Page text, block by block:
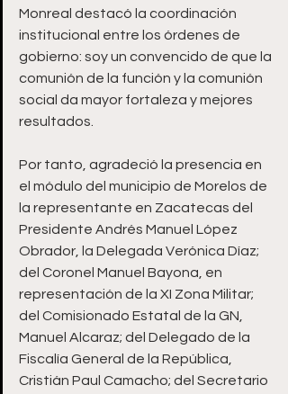
Monreal destacó la coordinación
institucional entre los órdenes de
gobierno: soy un convencido de que la
comunión de la función y la comunión
social da mayor fortaleza y mejores
resultados.
Por tanto, agradeció la presencia en
el módulo del municipio de Morelos de
la representante en Zacatecas del
Presidente Andrés Manuel López
Obrador, la Delegada Verónica Díaz;
del Coronel Manuel Bayona, en
representación de la XI Zona Militar;
del Comisionado Estatal de la GN,
Manuel Alcaraz; del Delegado de la
Fiscalía General de la República,
Cristián Paul Camacho; del Secretario